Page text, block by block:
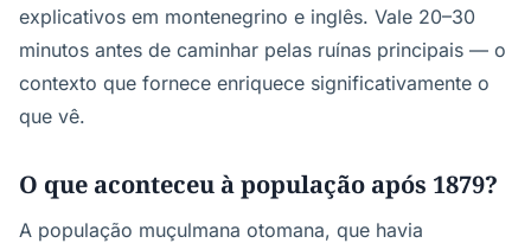
explicativos em montenegrino e inglês. Vale 20–30
minutos antes de caminhar pelas ruínas principais — o
contexto que fornece enriquece significativamente o
que vê.
O que aconteceu à população após 1879?
A população muçulmana otomana, que havia